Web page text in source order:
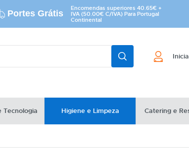
Portes Grátis
Encomendas superiores 40.65€ +
IVA (50.00€ C/IVA) Para Portugal
Continental
Tecnologia Higiene e Limpeza Catering e